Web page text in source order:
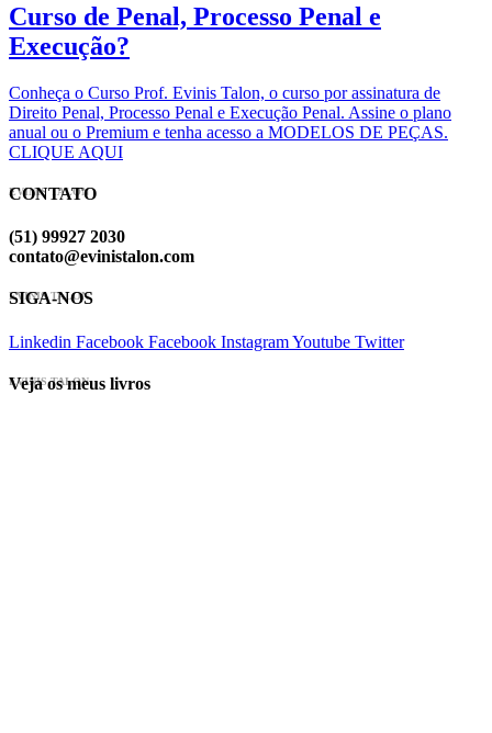
Curso de Penal, Processo Penal e
Execução?
Conheça o Curso Prof. Evinis Talon, o curso por assinatura de
Direito Penal, Processo Penal e Execução Penal. Assine o plano
anual ou o Premium e tenha acesso a MODELOS DE PEÇAS.
CLIQUE AQUI
EVINIS TALON
CONTATO
(51) 99927 2030
contato@evinistalon.com
EVINIS TALON
SIGA-NOS
Linkedin Facebook Facebook InstagramYoutube Twitter
EVINIS TALON
Veja os meus livros